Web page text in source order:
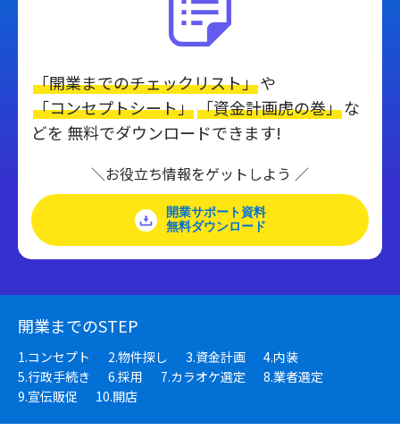
「開業までのチェックリスト」や
「コンセプトシート」「資金計画虎の巻」な
どを 無料でダウンロードできます!
＼お役立ち情報をゲットしよう ／
開業サポート資料
無料ダウンロード
開業までのSTEP
1.コンセプト 2.物件探し 3.資金計画
4.内装
5.行政手続き
6.採用 7.カラオケ選定
8.業者選定
9.宣伝販促
10.開店